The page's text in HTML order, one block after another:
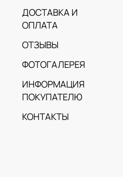
ДОСТАВКА И
ОПЛАТА
ОТЗЫВЫ
ФОТОГАЛЕРЕЯ
ИНФОРМАЦИЯ
ПОКУПАТЕЛЮ
КОНТАКТЫ